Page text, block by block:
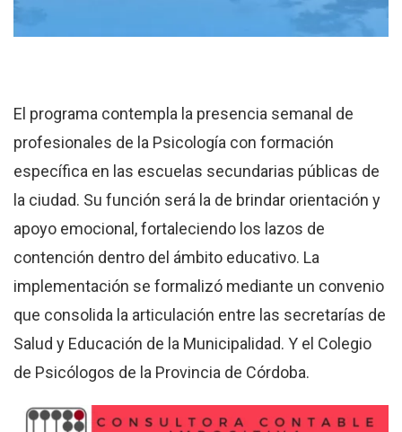
El programa contempla la presencia semanal de
profesionales de la Psicología con formación
específica en las escuelas secundarias públicas de
la ciudad. Su función será la de brindar orientación y
apoyo emocional, fortaleciendo los lazos de
contención dentro del ámbito educativo. La
implementación se formalizó mediante un convenio
que consolida la articulación entre las secretarías de
Salud y Educación de la Municipalidad. Y el Colegio
de Psicólogos de la Provincia de Córdoba.